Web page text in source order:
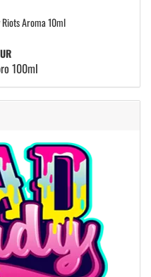
Aroma 10ml
100ml